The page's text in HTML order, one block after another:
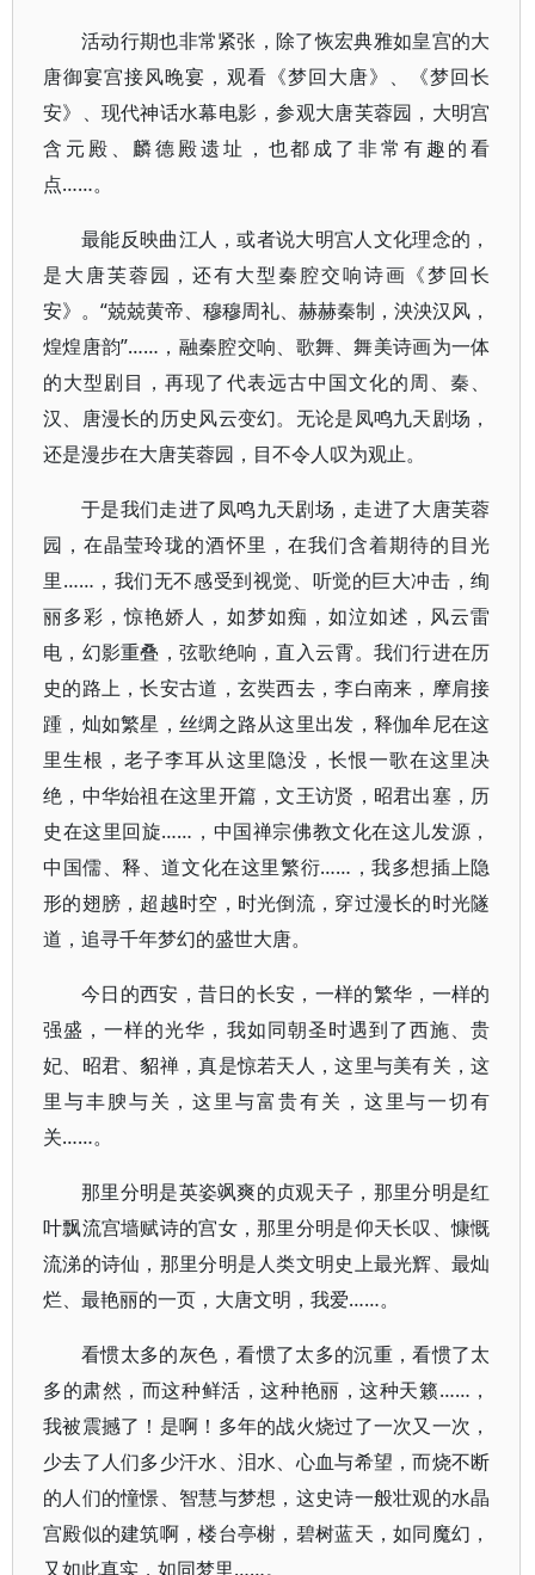
活动行期也非常紧张，除了恢宏典雅如皇宫的大
唐御宴宫接风晚宴，观看《梦回大唐》、《梦回长
安》、现代神话水幕电影，参观大唐芙蓉园，大明宫
含元殿、麟德殿遗址，也都成了非常有趣的看
点……。
最能反映曲江人，或者说大明宫人文化理念的，
是大唐芙蓉园，还有大型秦腔交响诗画《梦回长
安》。“兢兢黄帝、穆穆周礼、赫赫秦制，泱泱汉风，
煌煌唐韵”……，融秦腔交响、歌舞、舞美诗画为一体
的大型剧目，再现了代表远古中国文化的周、秦、
汉、唐漫长的历史风云变幻。无论是凤鸣九天剧场，
还是漫步在大唐芙蓉园，目不令人叹为观止。
于是我们走进了凤鸣九天剧场，走进了大唐芙蓉
园，在晶莹玲珑的酒怀里，在我们含着期待的目光
里……，我们无不感受到视觉、听觉的巨大冲击，绚
丽多彩，惊艳娇人，如梦如痴，如泣如述，风云雷
电，幻影重叠，弦歌绝响，直入云霄。我们行进在历
史的路上，长安古道，玄奘西去，李白南来，摩肩接
踵，灿如繁星，丝绸之路从这里出发，释伽牟尼在这
里生根，老子李耳从这里隐没，长恨一歌在这里决
绝，中华始祖在这里开篇，文王访贤，昭君出塞，历
史在这里回旋……，中国禅宗佛教文化在这儿发源，
中国儒、释、道文化在这里繁衍……，我多想插上隐
形的翅膀，超越时空，时光倒流，穿过漫长的时光隧
道，追寻千年梦幻的盛世大唐。
今日的西安，昔日的长安，一样的繁华，一样的
强盛，一样的光华，我如同朝圣时遇到了西施、贵
妃、昭君、貂禅，真是惊若天人，这里与美有关，这
里与丰腴与关，这里与富贵有关，这里与一切有
关……。
那里分明是英姿飒爽的贞观天子，那里分明是红
叶飘流宫墙赋诗的宫女，那里分明是仰天长叹、慷慨
流涕的诗仙，那里分明是人类文明史上最光辉、最灿
烂、最艳丽的一页，大唐文明，我爱……。
看惯太多的灰色，看惯了太多的沉重，看惯了太
多的肃然，而这种鲜活，这种艳丽，这种天籁……，
我被震撼了！是啊！多年的战火烧过了一次又一次，
少去了人们多少汗水、泪水、心血与希望，而烧不断
的人们的憧憬、智慧与梦想，这史诗一般壮观的水晶
宫殿似的建筑啊，楼台亭榭，碧树蓝天，如同魔幻，
又如此真实，如同梦里……。